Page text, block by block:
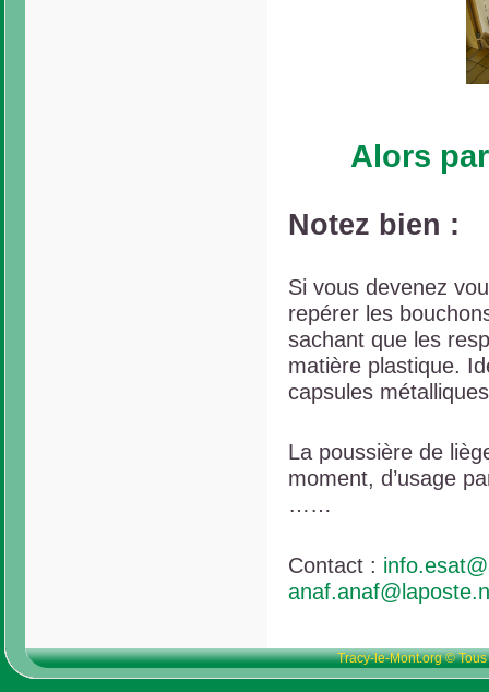
Alors
Notez bien :
Si vous devenez
repérer les
sachant que les
matière plastique.
capsules
La poussière de
moment, d’usage
……
Contact :
Tracy-le-Mont.org ©